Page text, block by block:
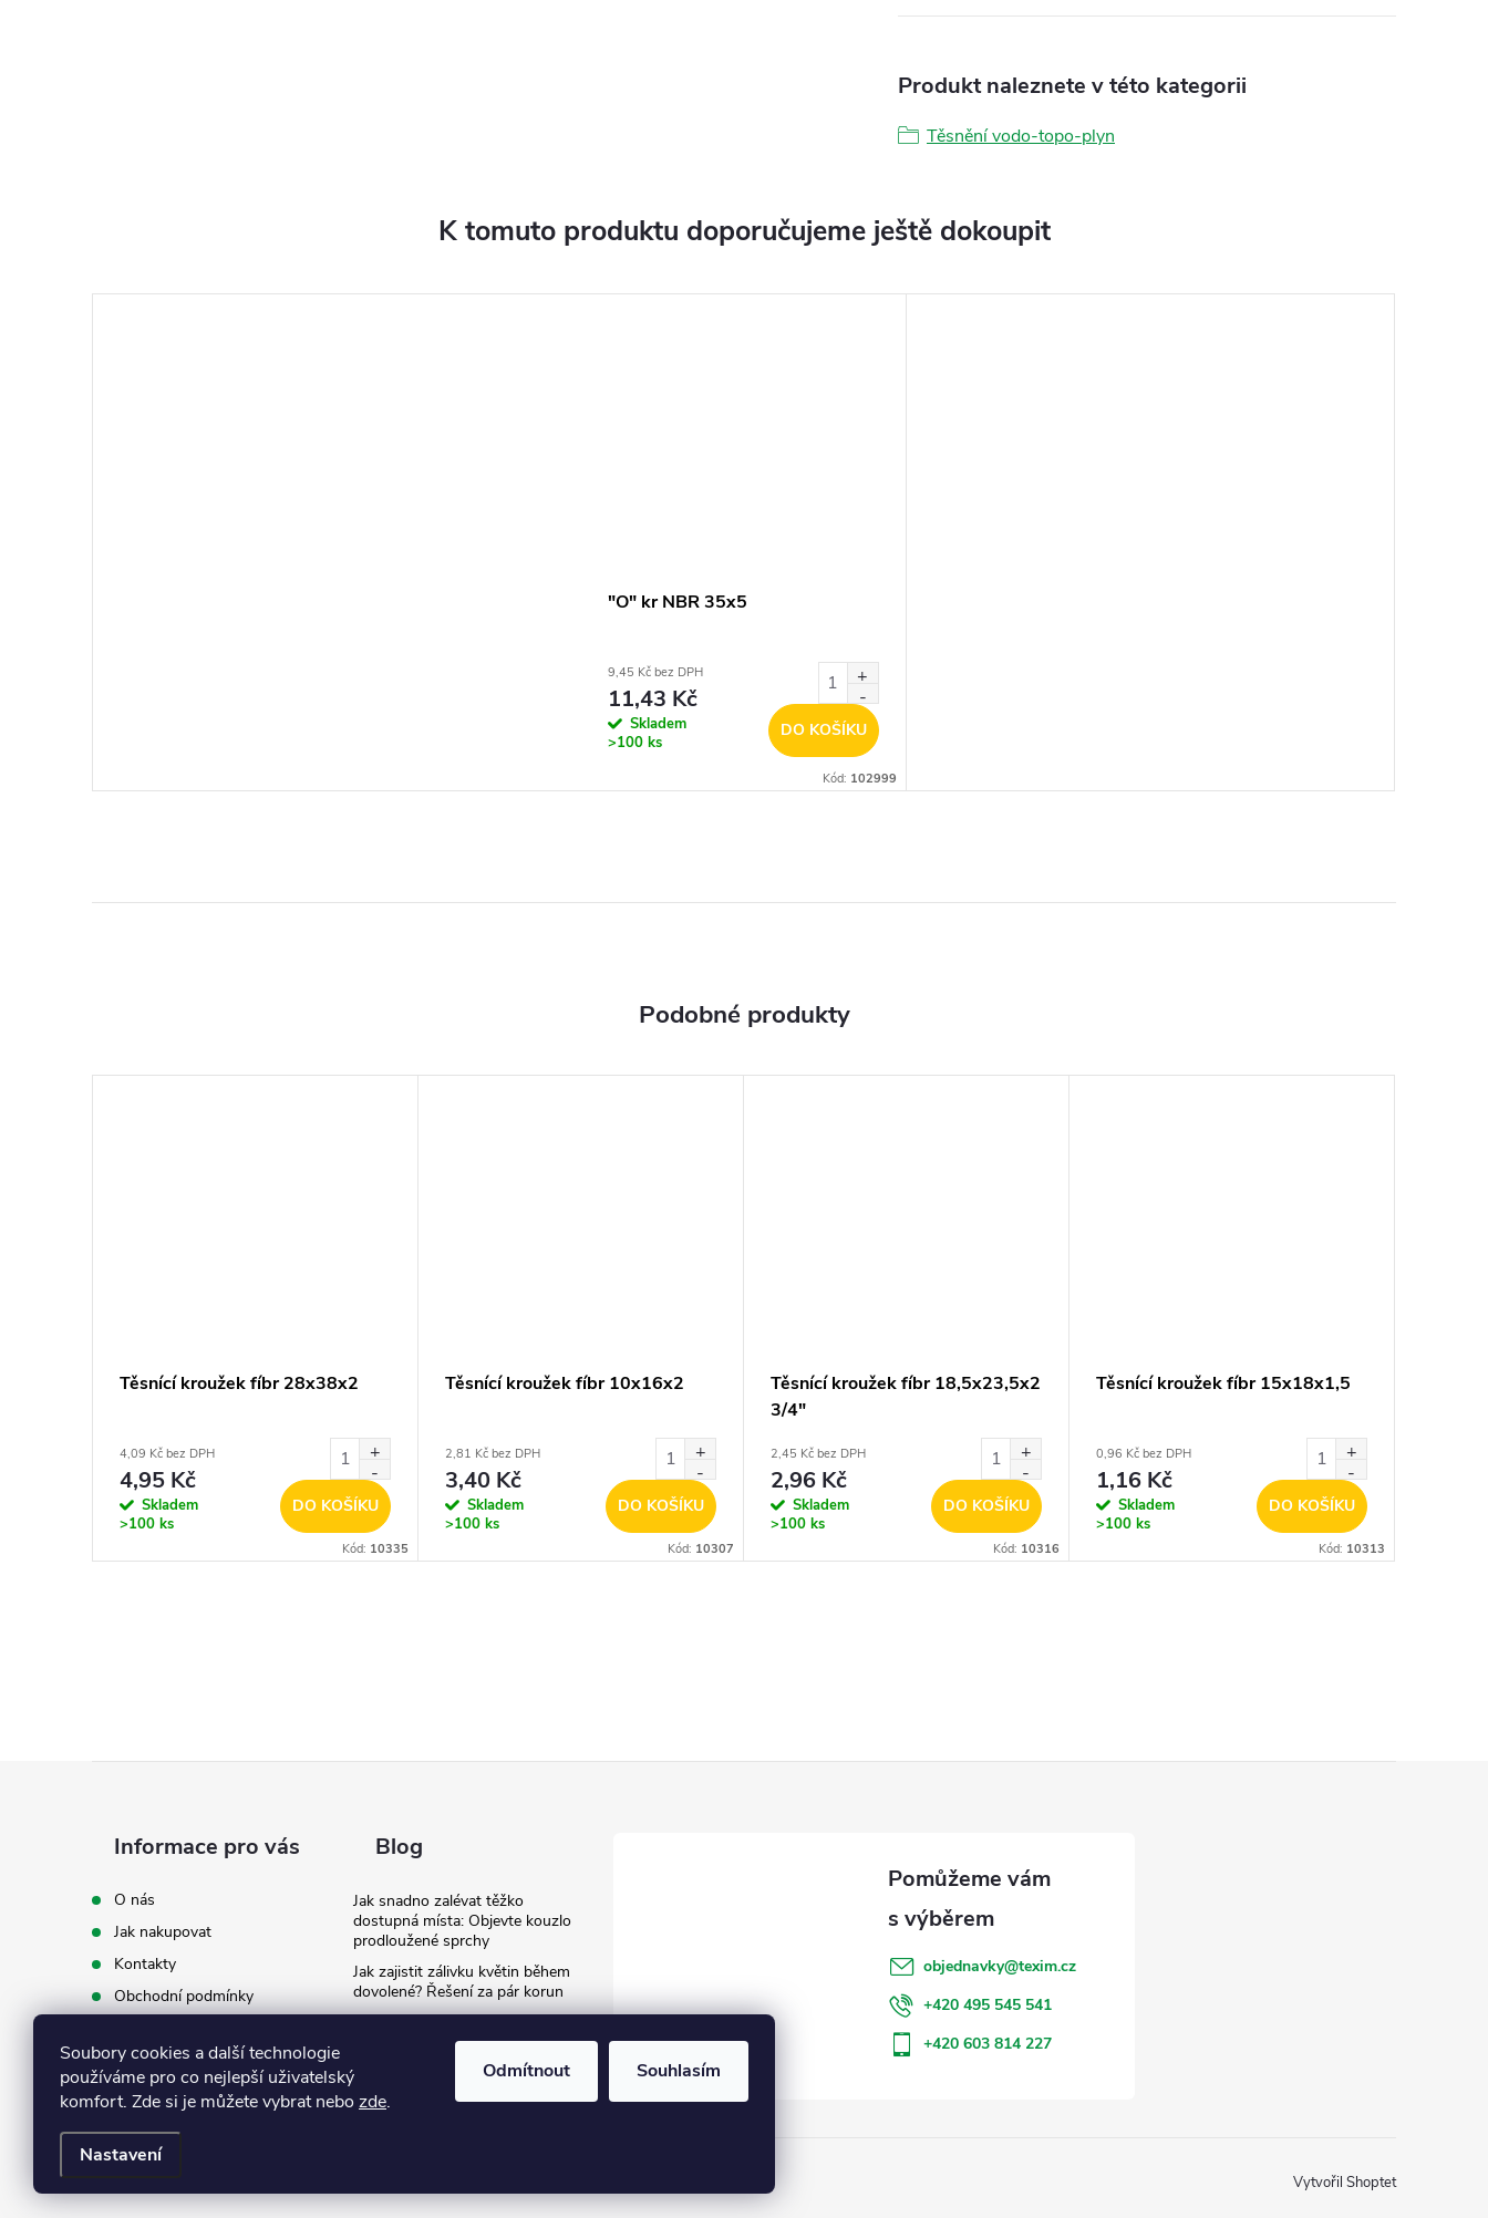
Soubory cookies a další technologie
používáme pro co nejlepší uživatelský
komfort. Zde si je můžete vybrat nebo zde.
Nastavení
Odmítnout Souhlasím
Produkt naleznete v této kategorii
Těsnění vodo-topo-plyn
K tomuto produktu doporučujeme ještě dokoupit
"O" kr NBR 35x5
9,45 Kč bez DPH
11,43 Kč
Skladem
>100 ks
DO KOŠÍKU
Kód: 102999
Těsnící kroužek fíbr 28x38x2
4,09 Kč bez DPH
4,95 Kč
Skladem
>100 ks
DO KOŠÍKU
Kód: 10335
Těsnící kroužek fíbr 10x16x2
2,81 Kč bez DPH
3,40 Kč
Skladem
>100 ks
DO KOŠÍKU
Kód: 10307
Těsnící kroužek fíbr 18,5x23,5x2
3/4"
2,45 Kč bez DPH
2,96 Kč
Skladem
>100 ks
DO KOŠÍKU
Kód: 10316
Těsnící kroužek fíbr 15x18x1,5
0,96 Kč bez DPH
1,16 Kč
Skladem
>100 ks
DO KOŠÍKU
Kód: 10313
Informace pro vás
O nás
Jak nakupovat
Kontakty
Obchodní podmínky
údajů
Ke stažení
Blog
Jak snadno zalévat těžko
dostupná místa: Objevte kouzlo
prodloužené sprchy
Jak zajistit zálivku květin během
dovolené? Řešení za pár korun
záda při zalévání
objednavky@texim.cz
+420 495 545 541
+420 603 814 227
Vytvořil Shoptet